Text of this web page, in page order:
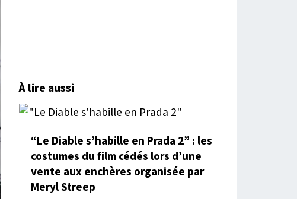
À lire aussi
“Le Diable s’habille en Prada 2” : les
costumes du film cédés lors d’une
vente aux enchères organisée par
Meryl Streep